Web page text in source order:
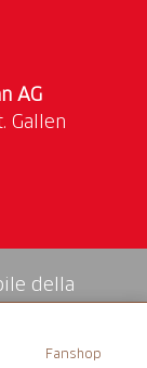
Fanshop
AG
della